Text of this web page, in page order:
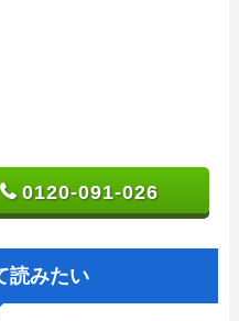
0120-091-026
読みたい